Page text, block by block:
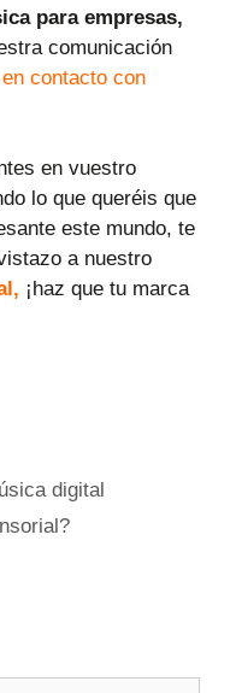
para empresas,
comunicación
contacto con
en vuestro
lo que queréis que
este mundo, te
a nuestro
¡haz que tu marca
digital